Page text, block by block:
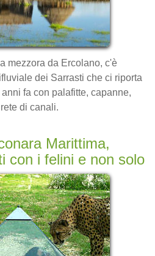
mezzora da Ercolano, c'è
dei Sarrasti che ci riporta
fa con palafitte, capanne,
di canali.
Marittima,
con i felini e non solo